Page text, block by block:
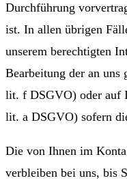
Durchführung
ist. In allen übrigen
unserem berechtigten
Bearbeitung der an
lit. f DSGVO) oder auf
lit. a DSGVO) sofern
Die von Ihnen im
verbleiben bei uns, bis